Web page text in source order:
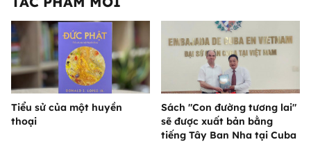
Tiểu sử của một huyền
thoại
Sách "Con đường tương lai"
sẽ được xuất bản bằng
tiếng Tây Ban Nha tại Cuba